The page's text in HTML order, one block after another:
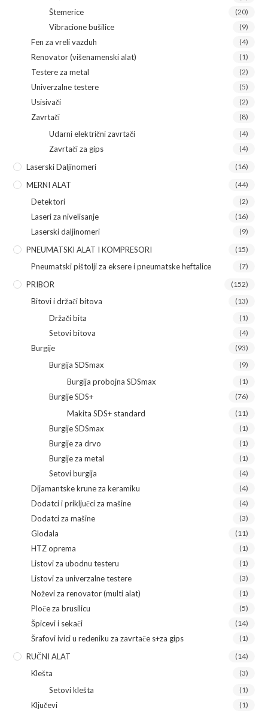
Štemerice (20)
Vibracione bušilice (9)
Fen za vreli vazduh (4)
Renovator (višenamenski alat) (1)
Testere za metal (2)
Univerzalne testere (5)
Usisivači (2)
Zavrtači (8)
Udarni električni zavrtači (4)
Zavrtači za gips (4)
Laserski Daljinomeri (16)
MERNI ALAT (44)
Detektori (2)
Laseri za nivelisanje (16)
Laserski daljinomeri (9)
PNEUMATSKI ALAT I KOMPRESORI (15)
Pneumatski pištolji za eksere i pneumatske heftalice (7)
PRIBOR (152)
Bitovi i držači bitova (13)
Držači bita (1)
Setovi bitova (4)
Burgije (93)
Burgija SDSmax (9)
Burgija probojna SDSmax (1)
Burgije SDS+ (76)
Makita SDS+ standard (11)
Burgije SDSmax (1)
Burgije za drvo (1)
Burgije za metal (1)
Setovi burgija (4)
Dijamantske krune za keramiku (4)
Dodatci i priključci za mašine (4)
Dodatci za mašine (3)
Glodala (11)
HTZ oprema (1)
Listovi za ubodnu testeru (1)
Listovi za univerzalne testere (3)
Noževi za renovator (multi alat) (1)
Ploče za brusilicu (5)
Špicevi i sekači (14)
Šrafovi ivici u redeniku za zavrtače s+za gips (1)
RUČNI ALAT (14)
Klešta (3)
Setovi klešta (1)
Ključevi (1)